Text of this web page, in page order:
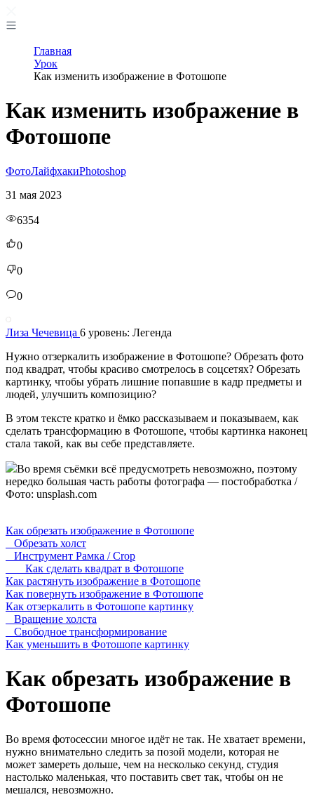
Главная
Урок
Как изменить изображение в Фотошопе
Как изменить изображение в
Фотошопе
ФотоЛайфхакиPhotoshop
31 мая 2023
6354
0
0
0
Лиза Чечевица 6 уровень: Легенда
Нужно отзеркалить изображение в Фотошопе? Обрезать фото
под квадрат, чтобы красиво смотрелось в соцсетях? Обрезать
картинку, чтобы убрать лишние попавшие в кадр предметы и
людей, улучшить композицию?
В этом тексте кратко и ёмко рассказываем и показываем, как
сделать трансформацию в Фотошопе, чтобы картинка наконец
стала такой, как вы себе представляете.
Во время съёмки всё предусмотреть невозможно, поэтому
нередко большая часть работы фотографа — постобработка /
Фото: unsplash.com
Как обрезать изображение в Фотошопе
Обрезать холст
Инструмент Рамка / Crop
Как сделать квадрат в Фотошопе
Как растянуть изображение в Фотошопе
Как повернуть изображение в Фотошопе
Как отзеркалить в Фотошопе картинку
Вращение холста
Свободное трансформирование
Как уменьшить в Фотошопе картинку
Как обрезать изображение в
Фотошопе
Во время фотосессии многое идёт не так. Не хватает времени,
нужно внимательно следить за позой модели, которая не
может замереть дольше, чем на несколько секунд, студия
настолько маленькая, что поставить свет так, чтобы он не
мешался, невозможно.